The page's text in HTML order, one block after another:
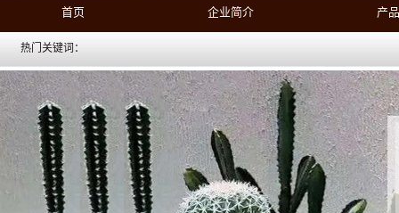
首页 企业简介 产
热门关键词：